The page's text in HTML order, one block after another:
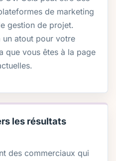
de marketing
gestion de projet.
un atout pour votre
que vous êtes à la page
les résultats
des commerciaux qui